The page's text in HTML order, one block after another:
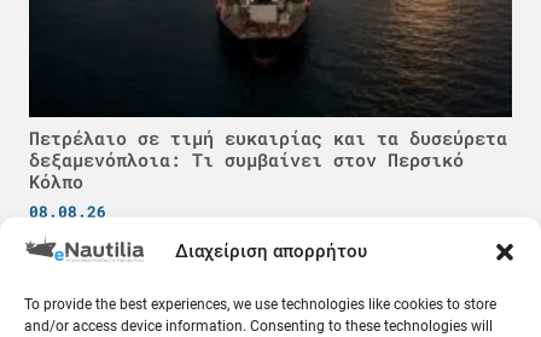
Διαχείριση απορρήτου
To provide the best experiences, we use technologies like cookies to store
and/or access device information. Consenting to these technologies will
Πετρέλαιο σε τιμή ευκαιρίας και τα δυσεύρετα
δεξαμενόπλοια: Τι συμβαίνει στον Περσικό
Κόλπο
08.08.26